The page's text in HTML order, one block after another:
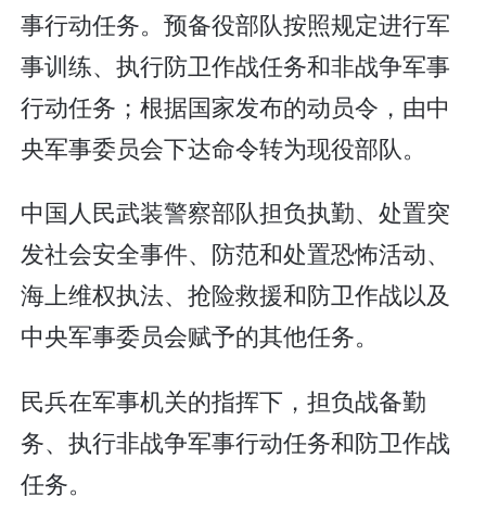
事行动任务。预备役部队按照规定进行军
事训练、执行防卫作战任务和非战争军事
行动任务；根据国家发布的动员令，由中
央军事委员会下达命令转为现役部队。
中国人民武装警察部队担负执勤、处置突
发社会安全事件、防范和处置恐怖活动、
海上维权执法、抢险救援和防卫作战以及
中央军事委员会赋予的其他任务。
民兵在军事机关的指挥下，担负战备勤
务、执行非战争军事行动任务和防卫作战
任务。